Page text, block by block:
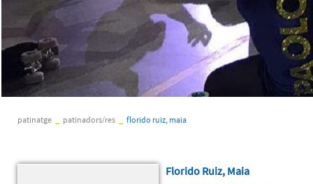
patinatge patinadors/res florido ruiz, maia
Florido Ruiz, Maia